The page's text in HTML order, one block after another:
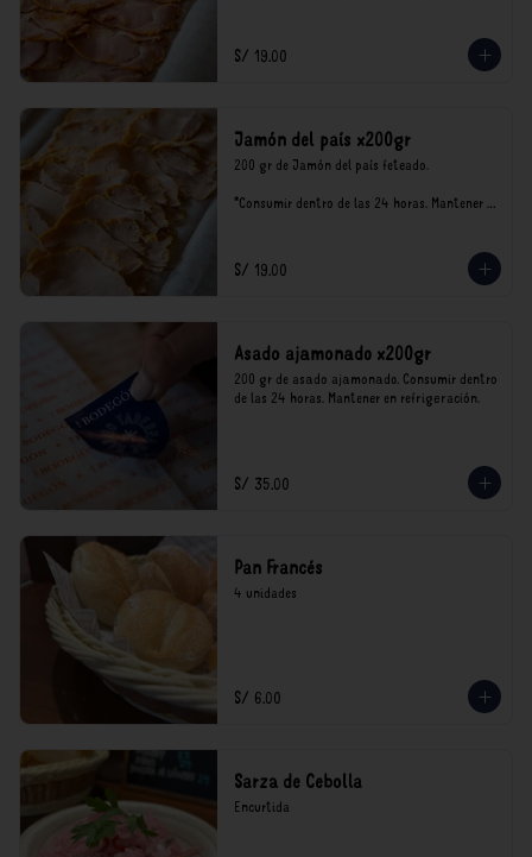
incluyen impuestos de ley y recargo al
consumo.
S/ 19.00
Jamón del país x200gr
200 gr de Jamón del país feteado.
*Consumir dentro de las 24 horas. Mantener
incluyen impuestos de ley y recargo al
consumo.
S/ 19.00
Asado ajamonado x200gr
200 gr de asado ajamonado. Consumir dentro
de las 24 horas. Mantener en refrigeración.
S/ 35.00
Pan Francés
4 unidades
S/ 6.00
Sarza de Cebolla
Encurtida